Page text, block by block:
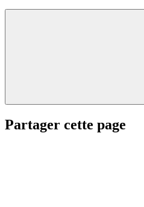
Partager cette page